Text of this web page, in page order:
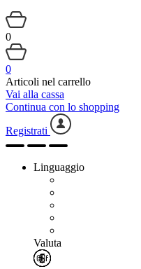
0
0
Articoli nel carrello
Vai alla cassa
Continua con lo shopping
Registrati
Linguaggio
Valuta